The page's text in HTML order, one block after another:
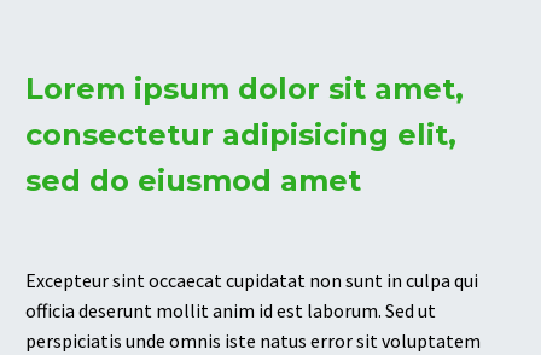
Lorem ipsum dolor sit amet,
consectetur adipisicing elit,
sed do eiusmod amet
Excepteur sint occaecat cupidatat non sunt in culpa qui
officia deserunt mollit anim id est laborum. Sed ut
perspiciatis unde omnis iste natus error sit voluptatem